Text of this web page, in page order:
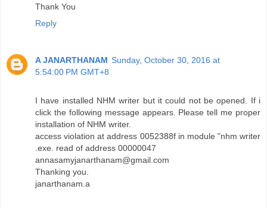
Thank You
Reply
A JANARTHANAM Sunday, October 30, 2016 at
5:54:00 PM GMT+8
I have installed NHM writer but it could not be opened. If i
click the following message appears. Please tell me proper
installation of NHM writer.
access violation at address 0052388f in module "nhm writer
.exe. read of address 00000047
annasamyjanarthanam@gmail.com
Thanking you.
janarthanam.a